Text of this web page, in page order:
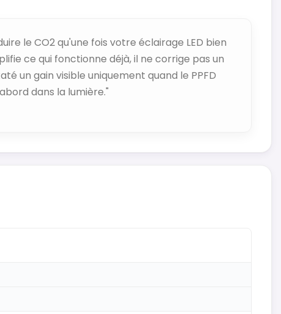
le CO2 qu'une fois votre éclairage LED bien
ce qui fonctionne déjà, il ne corrige pas un
un gain visible uniquement quand le PPFD
dans la lumière."